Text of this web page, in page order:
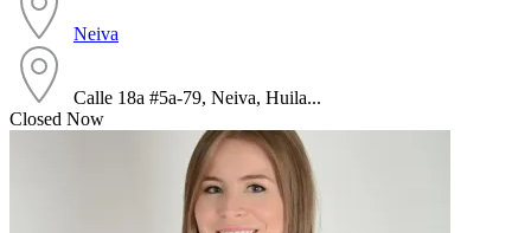
Neiva
Calle 18a #5a-79, Neiva, Huila...
Closed Now